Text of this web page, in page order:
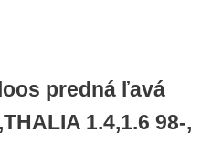
predná ľavá
1.4,1.6 98-,